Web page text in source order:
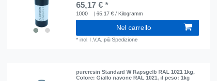
65,17 € *
1000 | 65,17 € / Kilogramm
Nel carrello
*incl. I.V.A. piùSpedizione
pureresin Standard W Rapsgelb RAL 1021 1kg,
Colore: Giallo navone RAL 1021, il peso: 1kg